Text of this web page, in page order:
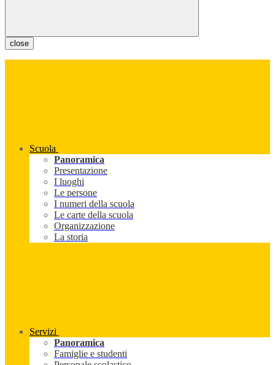
close
Scuola
Panoramica
Presentazione
I luoghi
Le persone
I numeri della scuola
Le carte della scuola
Organizzazione
La storia
Servizi
Panoramica
Famiglie e studenti